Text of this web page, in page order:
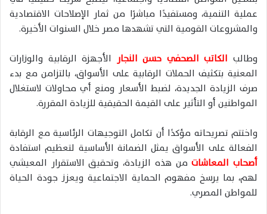
عملية التنمية، ومستفيدًا مباشرًا من ثمار الإصلاحات الاقتصادية
والمشروعات القومية التي تشهدها مصر خلال السنوات الأخيرة.
وطالب الكاتب الصحفي حسن النجار الأجهزة الرقابية والوزارات
المعنية بتكثيف الحملات الرقابية على الأسواق، بالتزامن مع بدء
صرف الزيادة الجديدة، لضبط الأسعار ومنع أي محاولات لاستغلال
المواطنين أو التأثير على القيمة الحقيقية للزيادة المقررة.
واختتم تصريحاته مؤكدًا أن تكامل التوجيهات الرئاسية مع الرقابة
الفعالة على الأسواق يمثل الضمانة الأساسية لتعظيم استفادة
أصحاب المعاشاتمن هذه الزيادة، وتحقيق الاستقرار المعيشي
لهم، بما يرسخ مفهوم الحماية الاجتماعية ويعزز جودة الحياة
للمواطن المصري.